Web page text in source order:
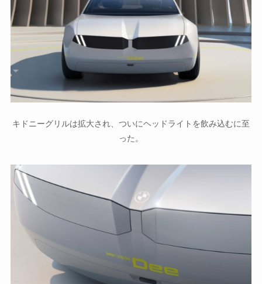
キドニーグリルは拡大され、ついにヘッドライトを飲み込むに至
った。